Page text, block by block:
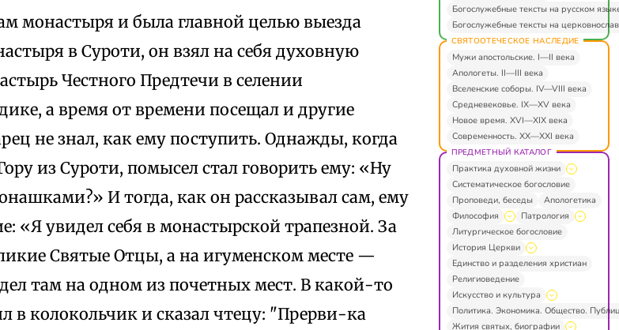
монастыря и была главной целью выезда
в Суроти, он взял на себя духовную
Честного Предтечи в селении
а время от времени посещал и другие
не знал, как ему поступить. Однажды, когда
из Суроти, помысел стал говорить ему: «Ну
И тогда, как он рассказывал сам, ему
«Я увидел себя в монастырской трапезной. За
Святые Отцы, а на игуменском месте —
там на одном из почетных мест. В какой-то
в колокольчик и сказал чтецу: "Прерви-ка
Богослужебные тексты на русском
Богослужебные тексты на
СВЯТООТЕЧЕСКОЕ НАСЛЕДИЕ
Мужи апостольские. I—II века
Апологеты. II—III века
Вселенские соборы. IV—VIII века
Средневековье. IX—XV века
Новое время. XVI—XIX века
Современность. XX—XXI века
ПРЕДМЕТНЫЙ КАТАЛОГ
Практика духовной жизни
Систематическое богословие
Проповеди, беседы
Апологетика
Философия
Патрология
Литургическое богословие
История Церкви
Единство и разделения христиан
Религиоведение
Искусство и культура
Политика. Экономика. Общество.
Жития святых, биографии